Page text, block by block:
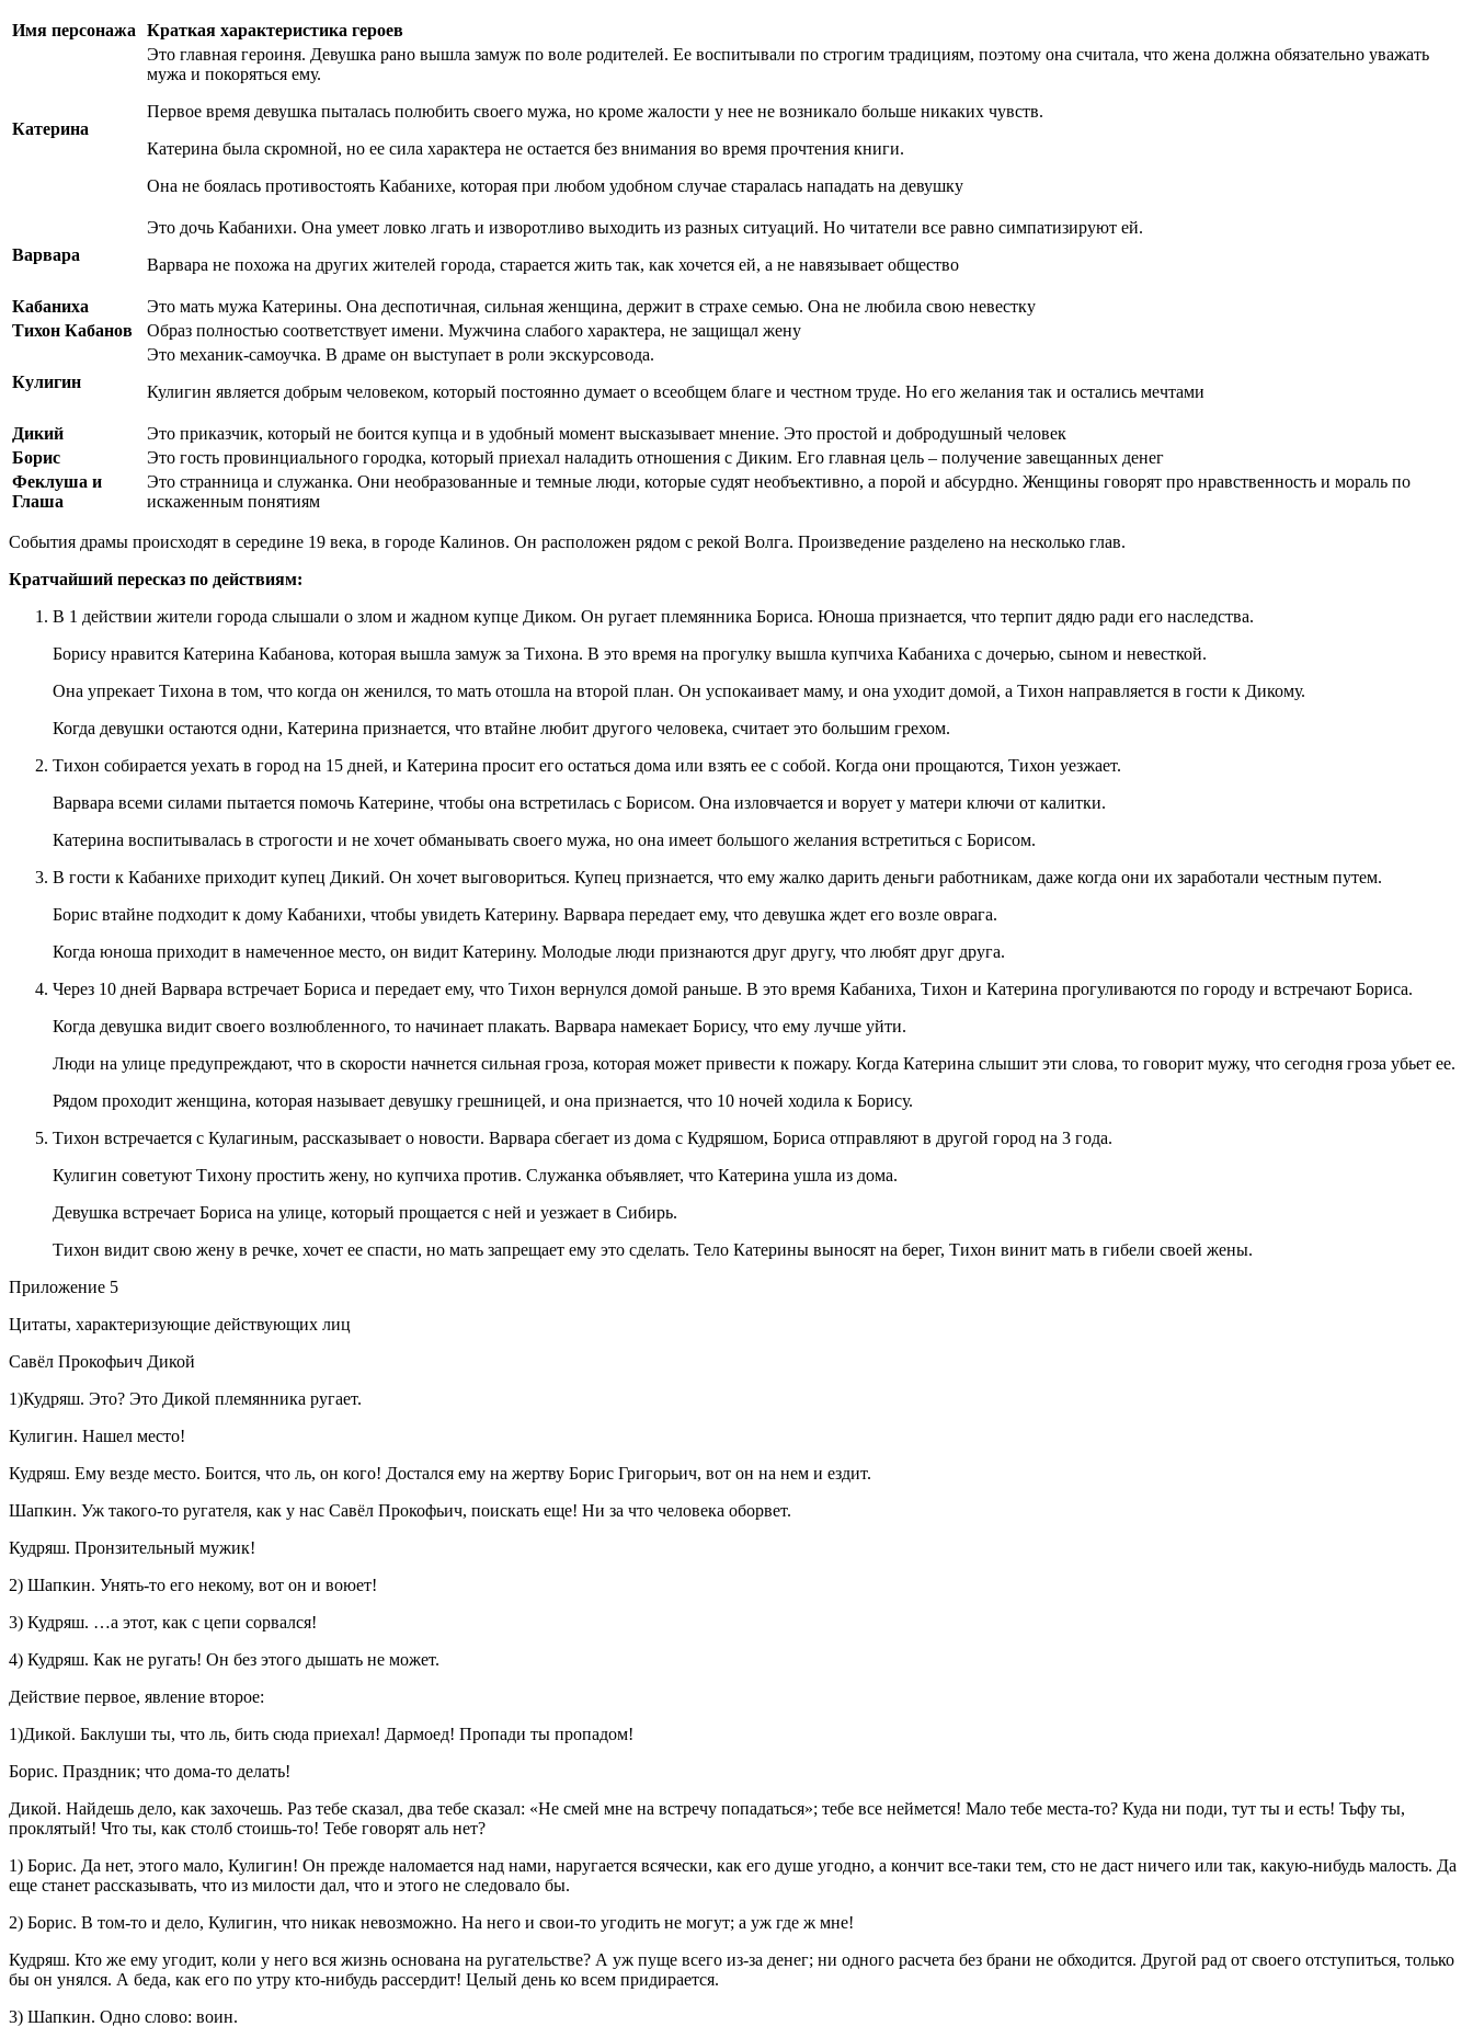
Имя персонажа Краткая характеристика героев
Катерина
Это главная героиня. Девушка рано вышла замуж по воле родителей. Ее воспитывали по строгим традициям, поэтому она считала, что жена должна обязательно уважать
мужа и покоряться ему.
Первое время девушка пыталась полюбить своего мужа, но кроме жалости у нее не возникало больше никаких чувств.
Катерина была скромной, но ее сила характера не остается без внимания во время прочтения книги.
Она не боялась противостоять Кабанихе, которая при любом удобном случае старалась нападать на девушку
Варвара
Это дочь Кабанихи. Она умеет ловко лгать и изворотливо выходить из разных ситуаций. Но читатели все равно симпатизируют ей.
Варвара не похожа на других жителей города, старается жить так, как хочется ей, а не навязывает общество
Кабаниха
Это мать мужа Катерины. Она деспотичная, сильная женщина, держит в страхе семью. Она не любила свою невестку
Тихон Кабанов
Образ полностью соответствует имени. Мужчина слабого характера, не защищал жену
Кулигин
Это механик-самоучка. В драме он выступает в роли экскурсовода.
Кулигин является добрым человеком, который постоянно думает о всеобщем благе и честном труде. Но его желания так и остались мечтами
Дикий
Это приказчик, который не боится купца и в удобный момент высказывает мнение. Это простой и добродушный человек
Борис
Это гость провинциального городка, который приехал наладить отношения с Диким. Его главная цель – получение завещанных денег
Феклуша и
Глаша
Это странница и служанка. Они необразованные и темные люди, которые судят необъективно, а порой и абсурдно. Женщины говорят про нравственность и мораль по
искаженным понятиям
События драмы происходят в середине 19 века, в городе Калинов. Он расположен рядом с рекой Волга. Произведение разделено на несколько глав.
Кратчайший пересказ по действиям:
В 1 действии жители города слышали о злом и жадном купце Диком. Он ругает племянника Бориса. Юноша признается, что терпит дядю ради его наследства.
Борису нравится Катерина Кабанова, которая вышла замуж за Тихона. В это время на прогулку вышла купчиха Кабаниха с дочерью, сыном и невесткой.
Она упрекает Тихона в том, что когда он женился, то мать отошла на второй план. Он успокаивает маму, и она уходит домой, а Тихон направляется в гости к Дикому.
Когда девушки остаются одни, Катерина признается, что втайне любит другого человека, считает это большим грехом.
Тихон собирается уехать в город на 15 дней, и Катерина просит его остаться дома или взять ее с собой. Когда они прощаются, Тихон уезжает.
Варвара всеми силами пытается помочь Катерине, чтобы она встретилась с Борисом. Она изловчается и ворует у матери ключи от калитки.
Катерина воспитывалась в строгости и не хочет обманывать своего мужа, но она имеет большого желания встретиться с Борисом.
В гости к Кабанихе приходит купец Дикий. Он хочет выговориться. Купец признается, что ему жалко дарить деньги работникам, даже когда они их заработали честным путем.
Борис втайне подходит к дому Кабанихи, чтобы увидеть Катерину. Варвара передает ему, что девушка ждет его возле оврага.
Когда юноша приходит в намеченное место, он видит Катерину. Молодые люди признаются друг другу, что любят друг друга.
Через 10 дней Варвара встречает Бориса и передает ему, что Тихон вернулся домой раньше. В это время Кабаниха, Тихон и Катерина прогуливаются по городу и встречают Бориса.
Когда девушка видит своего возлюбленного, то начинает плакать. Варвара намекает Борису, что ему лучше уйти.
Люди на улице предупреждают, что в скорости начнется сильная гроза, которая может привести к пожару. Когда Катерина слышит эти слова, то говорит мужу, что сегодня гроза убьет ее.
Рядом проходит женщина, которая называет девушку грешницей, и она признается, что 10 ночей ходила к Борису.
Тихон встречается с Кулагиным, рассказывает о новости. Варвара сбегает из дома с Кудряшом, Бориса отправляют в другой город на 3 года.
Кулигин советуют Тихону простить жену, но купчиха против. Служанка объявляет, что Катерина ушла из дома.
Девушка встречает Бориса на улице, который прощается с ней и уезжает в Сибирь.
Тихон видит свою жену в речке, хочет ее спасти, но мать запрещает ему это сделать. Тело Катерины выносят на берег, Тихон винит мать в гибели своей жены.
Приложение 5
Цитаты, характеризующие действующих лиц
Савёл Прокофьич Дикой
1)Кудряш. Это? Это Дикой племянника ругает.
Кулигин. Нашел место!
Кудряш. Ему везде место. Боится, что ль, он кого! Достался ему на жертву Борис Григорьич, вот он на нем и ездит.
Шапкин. Уж такого-то ругателя, как у нас Савёл Прокофьич, поискать еще! Ни за что человека оборвет.
Кудряш. Пронзительный мужик!
2) Шапкин. Унять-то его некому, вот он и воюет!
3) Кудряш. …а этот, как с цепи сорвался!
4) Кудряш. Как не ругать! Он без этого дышать не может.
Действие первое, явление второе:
1)Дикой. Баклуши ты, что ль, бить сюда приехал! Дармоед! Пропади ты пропадом!
Борис. Праздник; что дома-то делать!
Дикой. Найдешь дело, как захочешь. Раз тебе сказал, два тебе сказал: «Не смей мне на встречу попадаться»; тебе все неймется! Мало тебе места-то? Куда ни поди, тут ты и есть! Тьфу ты,
проклятый! Что ты, как столб стоишь-то! Тебе говорят аль нет?
1) Борис. Да нет, этого мало, Кулигин! Он прежде наломается над нами, наругается всячески, как его душе угодно, а кончит все-таки тем, сто не даст ничего или так, какую-нибудь малость. Да
еще станет рассказывать, что из милости дал, что и этого не следовало бы.
2) Борис. В том-то и дело, Кулигин, что никак невозможно. На него и свои-то угодить не могут; а уж где ж мне!
Кудряш. Кто же ему угодит, коли у него вся жизнь основана на ругательстве? А уж пуще всего из-за денег; ни одного расчета без брани не обходится. Другой рад от своего отступиться, только
бы он унялся. А беда, как его по утру кто-нибудь рассердит! Целый день ко всем придирается.
3) Шапкин. Одно слово: воин.